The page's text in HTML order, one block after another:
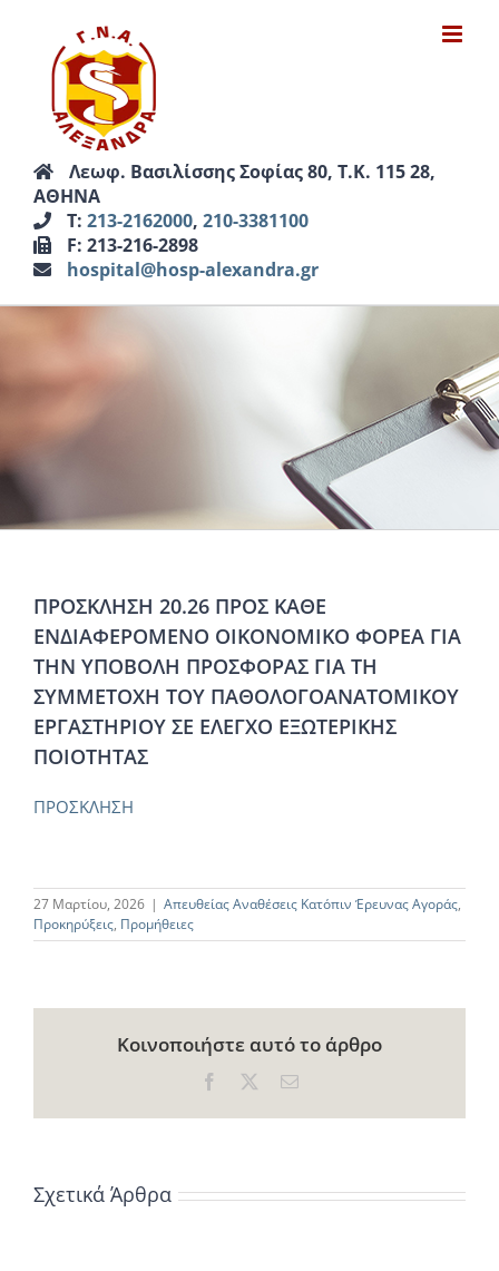
περιεχόμενο
Λεωφ. Βασιλίσσης Σοφίας 80, Τ.Κ. 115 28,
ΑΘΗΝΑ
Τ: 213-2162000, 210-3381100
F: 213-216-2898
hospital@hosp-alexandra.gr
ΠΡΟΣΚΛΗΣΗ 20.26 ΠΡΟΣ ΚΑΘΕ
ΕΝΔΙΑΦΕΡΟΜΕΝΟ ΟΙΚΟΝΟΜΙΚΟ ΦΟΡΕΑ ΓΙΑ
ΤΗΝ ΥΠΟΒΟΛΗ ΠΡΟΣΦΟΡΑΣ ΓΙΑ ΤΗ
ΣΥΜΜΕΤΟΧΗ ΤΟΥ ΠΑΘΟΛΟΓΟΑΝΑΤΟΜΙΚΟΥ
ΕΡΓΑΣΤΗΡΙΟΥ ΣΕ ΕΛΕΓΧΟ ΕΞΩΤΕΡΙΚΗΣ
ΠΟΙΟΤΗΤΑΣ
ΠΡΟΣΚΛΗΣΗ
27 Μαρτίου, 2026 | Απευθείας Αναθέσεις Κατόπιν Έρευνας Αγοράς,
Προκηρύξεις, Προμήθειες
Κοινοποιήστε αυτό το άρθρο
Facebook Email
Σχετικά Άρθρα